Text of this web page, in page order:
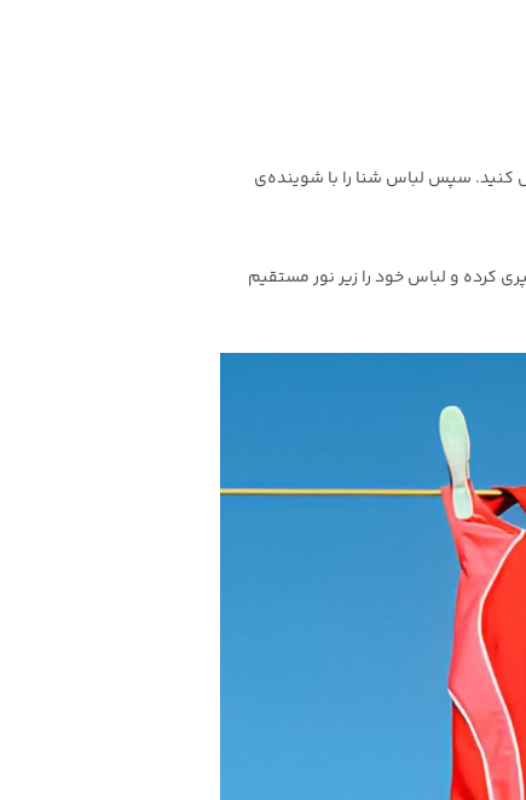
لیوان سرکه‌ی سفید خیس کنید. سپس لباس شنا را با شوینده‌ی
کرده و لباس خود را زیر نور مستقیم